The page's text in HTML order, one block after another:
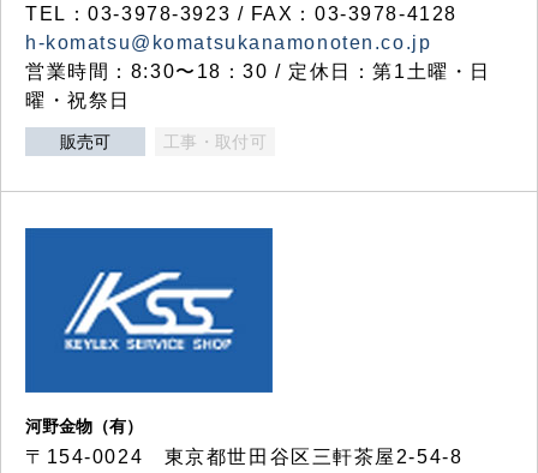
TEL：03-3978-3923 / FAX：03-3978-4128
h-komatsu@komatsukanamonoten.co.jp
営業時間：8:30〜18：30 / 定休日：第1土曜・日
曜・祝祭日
販売可 工事・取付可
河野金物（有）
〒154-0024 東京都世田谷区三軒茶屋2-54-8